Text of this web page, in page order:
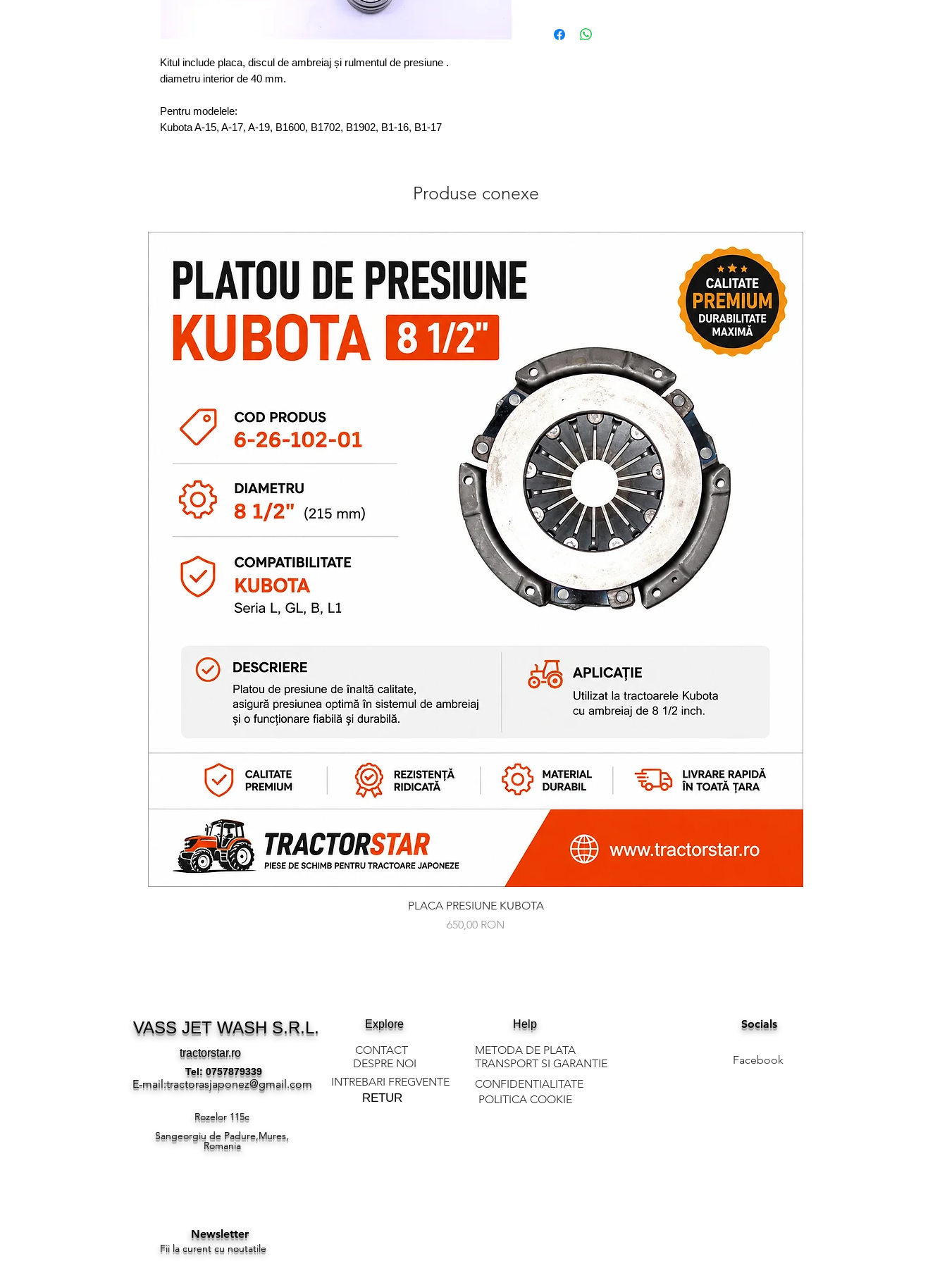
Kitul include placa, discul de ambreiaj și rulmentul de presiune .
diametru interior de 40 mm.
Pentru modelele:
Kubota A-15, A-17, A-19, B1600, B1702, B1902, B1-16, B1-17
Produse conexe
Afișare rapidă
PLACA PRESIUNE KUBOTA
Preț
650,00 RON
VASS JET WASH S.R.L.
tractorstar.ro
Tel: 0757879339
E-mail:tractorasjaponez@gmail.com
Explore Help
CONTACT
DESPRE NOI
METODA DE PLATA
TRANSPORT SI GARANTIE
INTREBARI FREGVENTE
CONFIDENTIALITATE
POLITICA COOKIE
RETUR
Socials
Facebook
Rozelor 115c
Sangeorgiu de Padure,Mures,
Romania
Newsletter
Fii la curent cu noutatile